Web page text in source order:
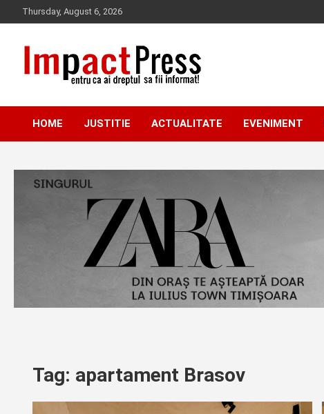
to
Thursday, August 6, 2026
IMPACTPRESS
HOME JUSTITIE ACTUALITATE EVENIMENT
Tag: apartament Brasov